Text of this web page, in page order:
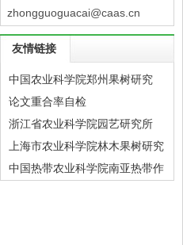
zhongguoguacai@caas.cn
友情链接
中国农业科学院郑州果树研究
论文重合率自检
浙江省农业科学院园艺研究所
上海市农业科学院林木果树研究
中国热带农业科学院南亚热带作